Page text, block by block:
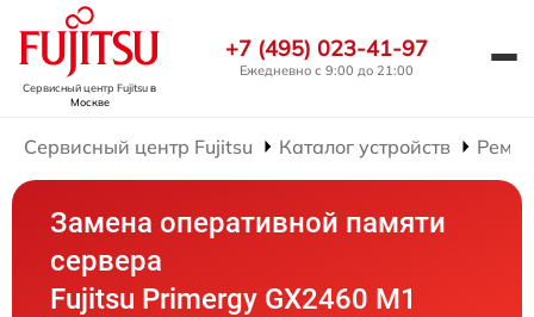
Сервисный центр Fujitsuв
Москве
+7 (495) 023-41-97
Ежедневно с 9:00 до 21:00
Сервисный центр Fujitsu Каталог устройств
Замена оперативной памяти
сервера
Fujitsu Primergy GX2460 M1